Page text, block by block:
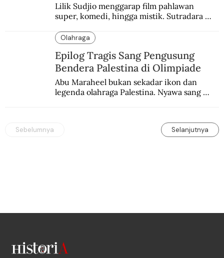
Lilik Sudjio menggarap film pahlawan
super, komedi, hingga mistik. Sutradara
Olahraga
Epilog Tragis Sang Pengusung
Bendera Palestina di Olimpiade
Abu Maraheel bukan sekadar ikon dan
legenda olahraga Palestina. Nyawa sang
Sebelumnya Selanjutnya